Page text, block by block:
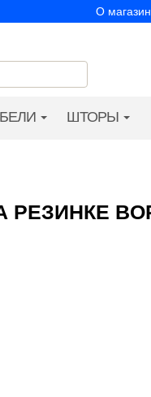
О
ШТОРЫ